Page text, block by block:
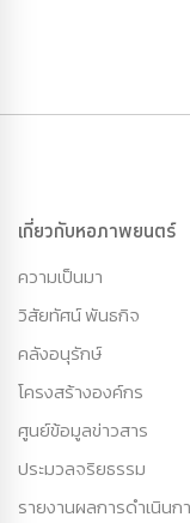
เกี่ยวกับหอภาพยนตร์
ความเป็นมา
วิสัยทัศน์ พันธกิจ
คลังอนุรักษ์
โครงสร้างองค์กร
ศูนย์ข้อมูลข่าวสาร
ประมวลจริยธรรม
รายงานผลการดำเนินก